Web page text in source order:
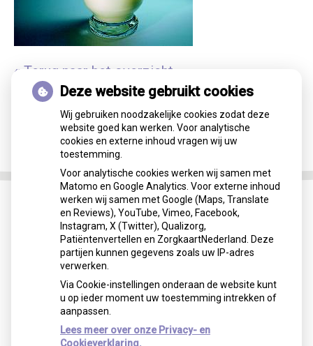
« Terug naar het overzicht
Deze website gebruikt cookies
Wij gebruiken noodzakelijke cookies zodat deze
website goed kan werken. Voor analytische
cookies en externe inhoud vragen wij uw
toestemming.
Voor analytische cookies werken wij samen met
Matomo en Google Analytics. Voor externe inhoud
werken wij samen met Google (Maps, Translate
en Reviews), YouTube, Vimeo, Facebook,
Instagram, X (Twitter), Qualizorg,
Patiëntenvertellen en ZorgkaartNederland. Deze
partijen kunnen gegevens zoals uw IP-adres
verwerken.
Via Cookie-instellingen onderaan de website kunt
u op ieder moment uw toestemming intrekken of
aanpassen.
Lees meer over onze Privacy- en
Cookieverklaring.